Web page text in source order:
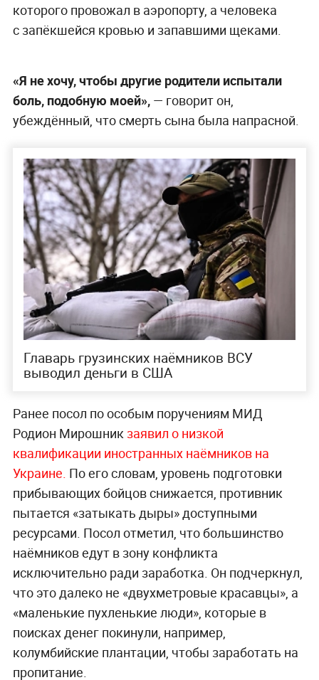
которого провожал в аэропорту, а человека
с запёкшейся кровью и запавшими щеками.
«Я не хочу, чтобы другие родители испытали
боль, подобную моей»,— говорит он,
убеждённый, что смерть сына была напрасной.
Главарь грузинских наёмников ВСУ
выводил деньги в США
Ранее посол по особым поручениям МИД
Родион Мирошникзаявил о низкой
квалификации иностранных наёмников на
Украине. По его словам, уровень подготовки
прибывающих бойцов снижается, противник
пытается «затыкать дыры» доступными
ресурсами. Посол отметил, что большинство
наёмников едут в зону конфликта
исключительно ради заработка. Он подчеркнул,
что это далеко не «двухметровые красавцы», а
«маленькие пухленькие люди», которые в
поисках денег покинули, например,
колумбийские плантации, чтобы заработать на
пропитание.